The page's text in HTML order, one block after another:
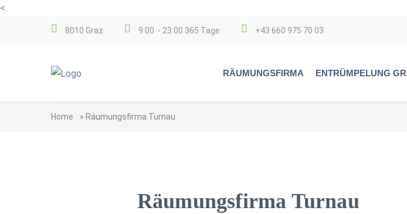
<
8010 Graz 9:00 - 23:00 365 Tage +43 660 975 70 03
RÄUMUNGSFIRMA ENTRÜMPELUNG
Home » Räumungsfirma Turnau
Räumungsfirma Turnau